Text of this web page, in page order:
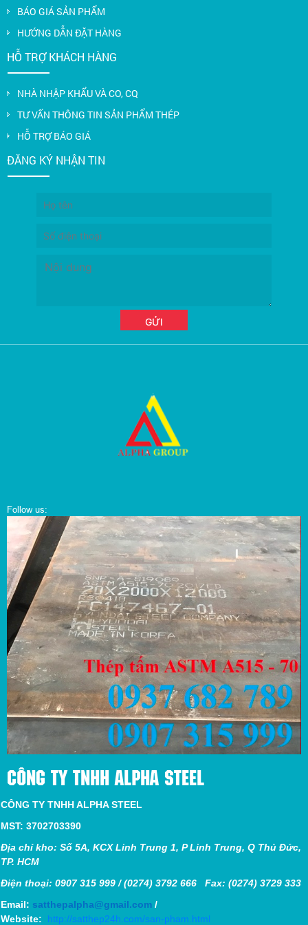
BÁO GIÁ SẢN PHẨM
HƯỚNG DẪN ĐẶT HÀNG
HỖ TRỢ KHÁCH HÀNG
NHÀ NHẬP KHẨU VÀ CO, CQ
TƯ VẤN THÔNG TIN SẢN PHẨM THÉP
HỖ TRỢ BÁO GIÁ
ĐĂNG KÝ NHẬN TIN
Follow us:
CÔNG TY TNHH ALPHA STEEL
CÔNG TY TNHH ALPHA STEEL
MST: 3702703390
Địa chỉ kho: Số 5A, KCX Linh Trung 1, P Linh Trung, Q Thủ Đức,
TP. HCM
Điện thoại: 0907 315 999 / (0274) 3792 666 Fax: (0274) 3729 333
Email: satthepalpha@gmail.com /
Website:
http://satthep24h.com/san-pham.html